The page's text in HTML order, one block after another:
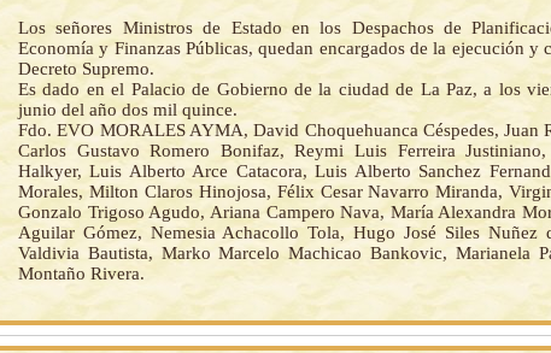
Los señores Ministros de Estado en los Despachos de
Economía y Finanzas Públicas, quedan encargados de la ejecución y
Decreto Supremo.
Es dado en el Palacio de Gobierno de la ciudad de La Paz, a los
junio del año dos mil quince.
Fdo. EVO MORALES AYMA, David Choquehuanca Céspedes, Juan
Carlos Gustavo Romero Bonifaz, Reymi Luis Ferreira
Halkyer, Luis Alberto Arce Catacora, Luis Alberto Sanchez
Morales, Milton Claros Hinojosa, Félix Cesar Navarro Miranda,
Gonzalo Trigoso Agudo, Ariana Campero Nava, María Alexandra
Aguilar Gómez, Nemesia Achacollo Tola, Hugo José Siles Nuñez
Valdivia Bautista, Marko Marcelo Machicao Bankovic, Marianela
Montaño Rivera.